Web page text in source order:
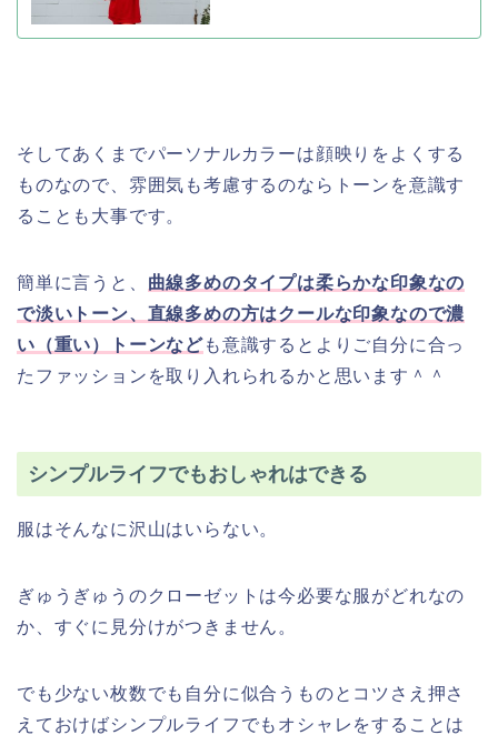
そしてあくまでパーソナルカラーは顔映りをよくする
ものなので、雰囲気も考慮するのならトーンを意識す
ることも大事です。
簡単に言うと、 曲線多めのタイプは柔らかな印象なの
で淡いトーン、直線多めの方はクールな印象なので濃
い（重い）トーンなども意識するとよりご自分に合っ
たファッションを取り入れられるかと思います＾＾
シンプルライフでもおしゃれはできる
服はそんなに沢山はいらない。
ぎゅうぎゅうのクローゼットは今必要な服がどれなの
か、すぐに見分けがつきません。
でも少ない枚数でも自分に似合うものとコツさえ押さ
えておけばシンプルライフでもオシャレをすることは